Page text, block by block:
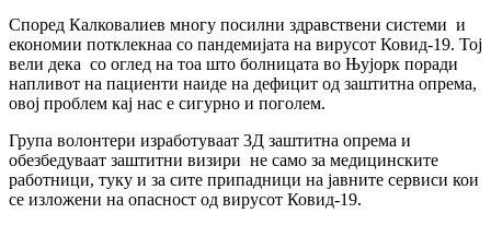
Според Калковалиев многу посилни здравствени системи и
економии потклекнаа со пандемијата на вирусот Ковид-19. Тој
вели дека со оглед на тоа што болницата во Њујорк поради
напливот на пациенти наиде на дефицит од заштитна опрема,
овој проблем кај нас е сигурно и поголем.
Група волонтери изработуваат 3Д заштитна опрема и
обезбедуваат заштитни визири не само за медицинските
работници, туку и за сите припадници на јавните сервиси кои
се изложени на опасност од вирусот Ковид-19.